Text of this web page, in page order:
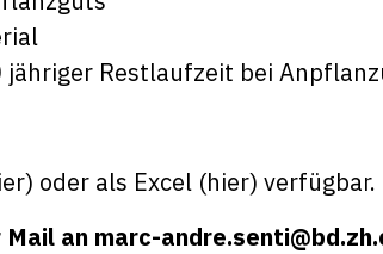
Restlaufzeit bei
) oder als Excel (hier) verfügbar.
an marc-